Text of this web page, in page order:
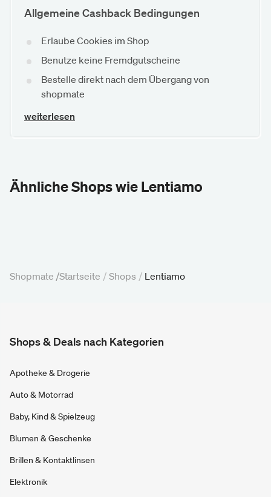
Allgemeine Cashback Bedingungen
Erlaube Cookies im Shop
Benutze keine Fremdgutscheine
Bestelle direkt nach dem Übergang von
shopmate
weiterlesen
Ähnliche Shops wie Lentiamo
Shopmate /Startseite / Shops / Lentiamo
Shops & Deals nach Kategorien
Apotheke & Drogerie
Auto & Motorrad
Baby, Kind & Spielzeug
Blumen & Geschenke
Brillen & Kontaktlinsen
Elektronik